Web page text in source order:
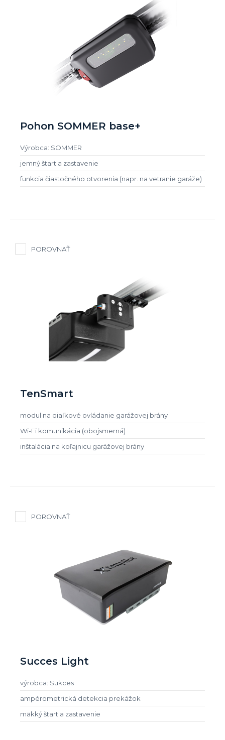
Pohon SOMMER base+
Výrobca: SOMMER
jemný štart a zastavenie
funkcia čiastočného otvorenia (napr. na vetranie garáže)
POROVNAŤ
TenSmart
modul na diaľkové ovládanie garážovej brány
Wi-Fi komunikácia (obojsmerná)
inštalácia na koľajnicu garážovej brány
POROVNAŤ
Succes Light
výrobca: Sukces
ampérometrická detekcia prekážok
mäkký štart a zastavenie